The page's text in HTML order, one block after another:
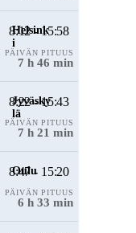
8:12 - 15:58
PÄIVÄN PITUUS
7 h 46 min
8:22 - 15:43
PÄIVÄN PITUUS
7 h 21 min
8:47 - 15:20
PÄIVÄN PITUUS
6 h 33 min